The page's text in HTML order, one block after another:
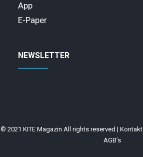
App
E-Paper
NEWSLETTER
© 2021 KITE Magazin All rights reserved | Kontakt
AGB’s